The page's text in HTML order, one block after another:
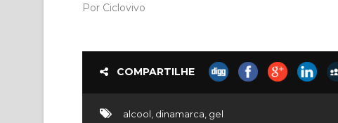
Por Ciclovivo
COMPARTILHE
alcool dinamarca gel